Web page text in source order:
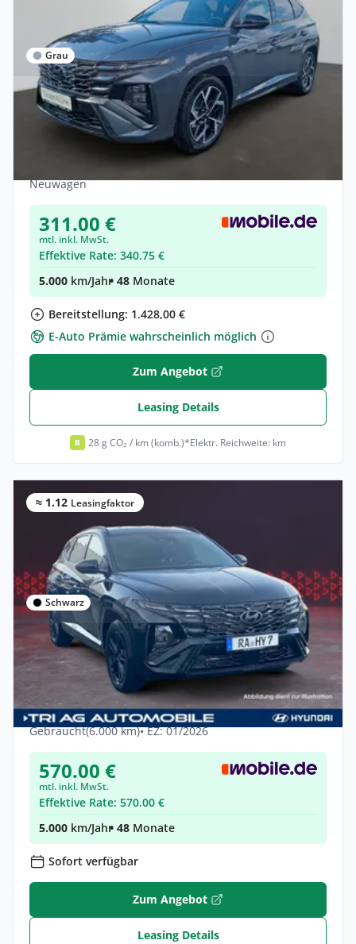
Grau
Privat & Gewerbe
Hyundai TUCSON 1.6 T-GDI Plug-in Hybrid
Automatik •252 PS (185 kW)
Neuwagen
311.00 €
mtl. inkl. MwSt.
Effektive Rate: 340.75 €
5.000 km/Jahr• 48 Monate
Bereitstellung: 1.428,00 €
E-Auto Prämie wahrscheinlich möglich
Zum Angebot
Leasing Details
B 28 g CO₂ / km (komb.)*Elektr. Reichweite: km
≈ 1.12 Leasingfaktor
Schwarz
Privat & Gewerbe
Hyundai TUCSON FL PHEV 1.6 T-GDi (288
PS) 6-AT 2WD N Lin
Hybrid •Automatik •288 PS (212 kW)
Gebraucht(6.000 km)• EZ: 01/2026
570.00 €
mtl. inkl. MwSt.
Effektive Rate: 570.00 €
5.000 km/Jahr• 48 Monate
Sofort verfügbar
Zum Angebot
Leasing Details